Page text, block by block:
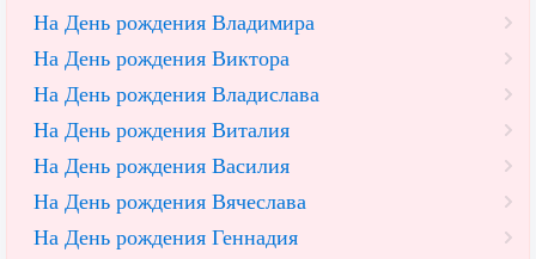
На День рождения Владимира
На День рождения Виктора
На День рождения Владислава
На День рождения Виталия
На День рождения Василия
На День рождения Вячеслава
На День рождения Геннадия